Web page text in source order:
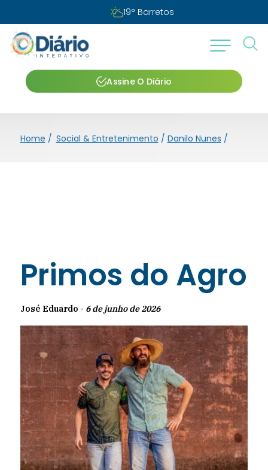
19° Barretos
Assine O Diário
Home / Social & Entretenimento / Danilo Nunes /
Primos do Agro
José Eduardo - 6 de junho de 2026